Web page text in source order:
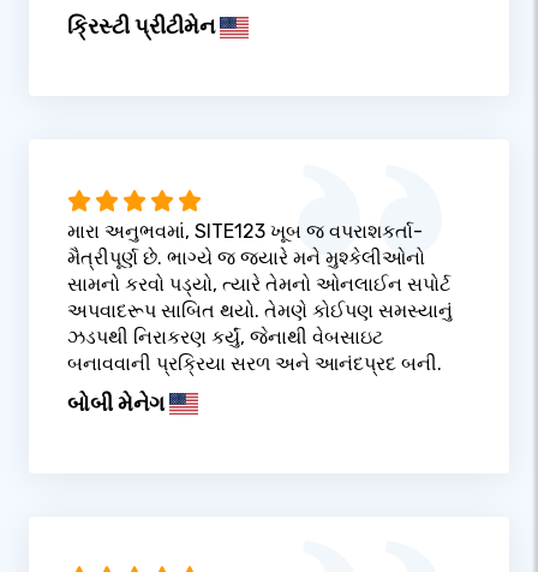
ક્રિસ્ટી પ્રીટીમેન
મારા અનુભવમાં, SITE123 ખૂબ જ વપરાશકર્તા-
મૈત્રીપૂર્ણ છે. ભાગ્યે જ જ્યારે મને મુશ્કેલીઓનો
સામનો કરવો પડ્યો, ત્યારે તેમનો ઓનલાઈન સપોર્ટ
અપવાદરૂપ સાબિત થયો. તેમણે કોઈપણ સમસ્યાનું
ઝડપથી નિરાકરણ કર્યું, જેનાથી વેબસાઇટ
બનાવવાની પ્રક્રિયા સરળ અને આનંદપ્રદ બની.
બોબી મેનેગ